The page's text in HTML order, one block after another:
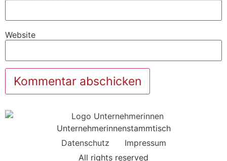
Website
Unternehmerinnenstammtisch
Datenschutz
Impressum
All rights reserved